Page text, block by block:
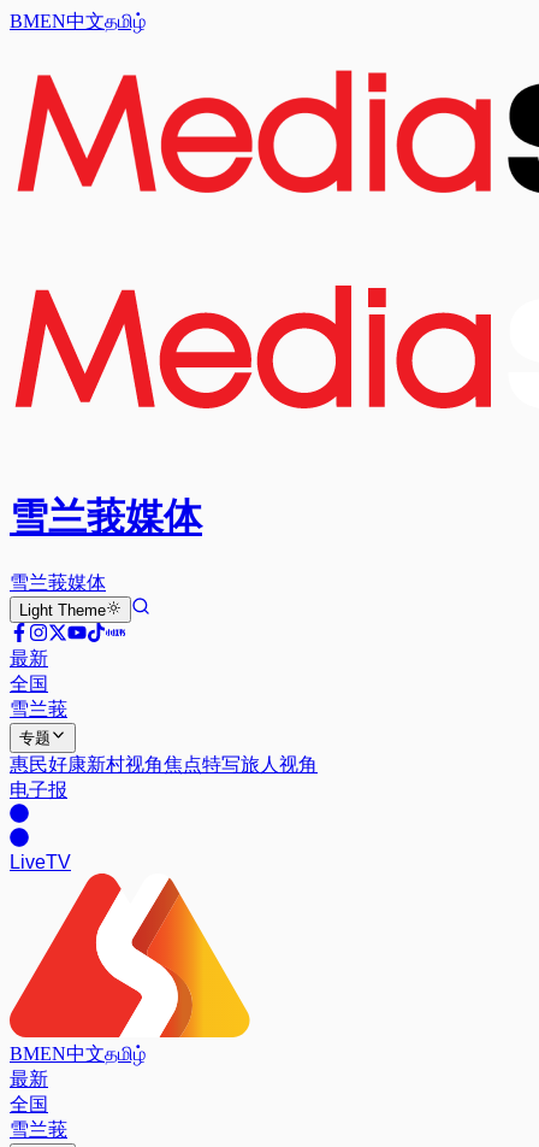
BMEN中文தமிழ்
雪兰莪媒体
雪兰莪媒体
Light Theme
最新
全国
雪兰莪
专题
惠民好康新村视角焦点特写旅人视角
电子报
LiveTV
BMEN中文தமிழ்
最新
全国
雪兰莪